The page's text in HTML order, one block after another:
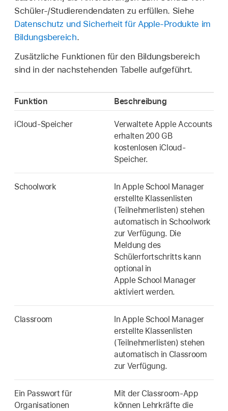
Schüler-/Studierendendaten zu erfüllen. Siehe
Datenschutz und Sicherheit für Apple-Produkte im
Bildungsbereich.
Zusätzliche Funktionen für den Bildungsbereich
sind in der nachstehenden Tabelle aufgeführt.
Funktion Beschreibung
iCloud-Speicher
Verwaltete Apple Accounts
erhalten 200 GB
kostenlosen iCloud-
Speicher.
Schoolwork
In Apple School Manager
erstellte Klassenlisten
(Teilnehmerlisten) stehen
automatisch in Schoolwork
zur Verfügung. Die
Meldung des
Schülerfortschritts kann
optional in
Apple School Manager
aktiviert werden.
Classroom
In Apple School Manager
erstellte Klassenlisten
(Teilnehmerlisten) stehen
automatisch in Classroom
zur Verfügung.
Ein Passwort für
Organisationen
Mit der Classroom-App
können Lehrkräfte die